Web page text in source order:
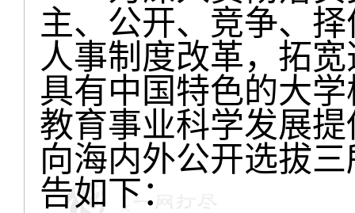
主、公开、竞争、
人事制度改革，拓
具有中国特色的大
教育事业科学发展
向海内外公开选拔
告如下：